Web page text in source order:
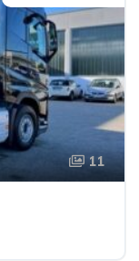
11